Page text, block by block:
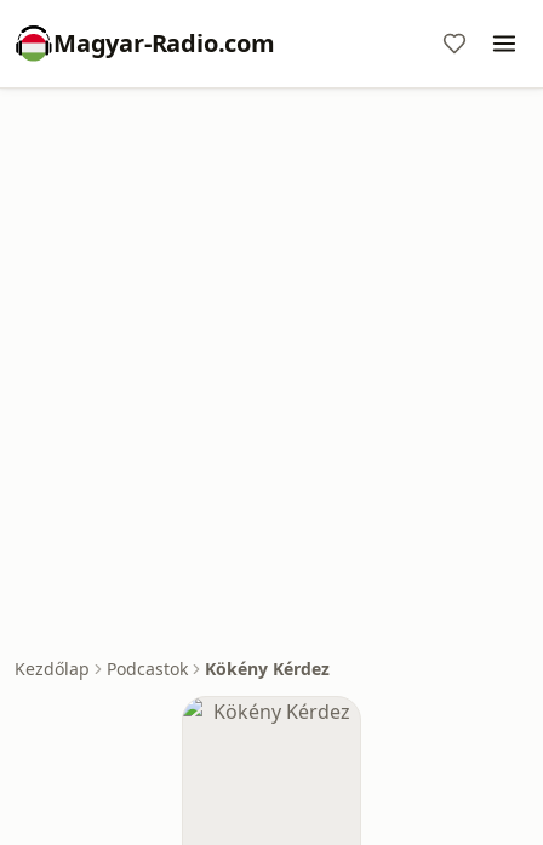
Magyar-Radio.com
Kezdőlap Podcastok Kökény Kérdez